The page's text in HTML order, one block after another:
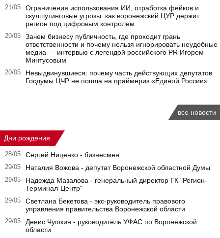
21/05
Ограничения использования ИИ, отработка фейков и
скулшутинговые угрозы: как воронежский ЦУР держит
регион под цифровым контролем
20/05
Зачем бизнесу публичность, где проходит грань
ответственности и почему нельзя игнорировать неудобные
медиа — интервью с легендой российского PR Игорем
Минтусовым
20/05
Невыдвинувшиеся: почему часть действующих депутатов
Госдумы ЦЧР не пошла на праймериз «Единой России»
все новости
Дни рождения
28/05 Сергей Ниценко - бизнесмен
29/05 Наталия Вожова - депутат Воронежской областной Думы
29/05
Надежда Мазалова - генеральный директор ГК "Регион-
Терминал-Центр"
29/05
Светлана Бекетова - экс-руководитель правового
управления правительства Воронежской области
29/05
Денис Чушкин - руководитель УФАС по Воронежской
области